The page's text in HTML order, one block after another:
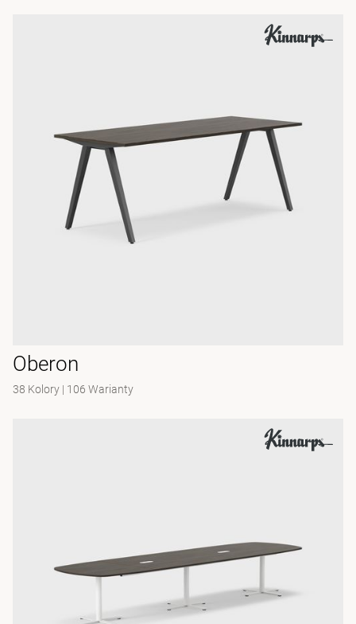
Oberon
38 Kolory | 106 Warianty